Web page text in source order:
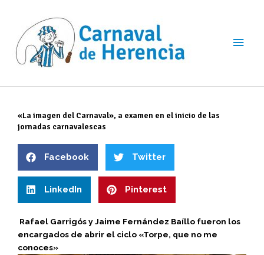
contenido
«La imagen del Carnaval», a examen en el inicio de las
jornadas carnavalescas
Facebook Twitter
LinkedIn Pinterest
Rafael Garrigós y Jaime Fernández Baíllo fueron los
encargados de abrir el ciclo «Torpe, que no me
conoces»